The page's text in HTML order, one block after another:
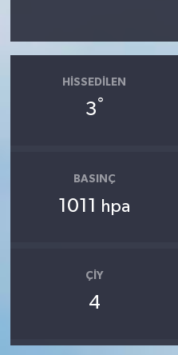
HISSEDILEN
3°
BASINÇ
1011 hpa
ÇIY
4